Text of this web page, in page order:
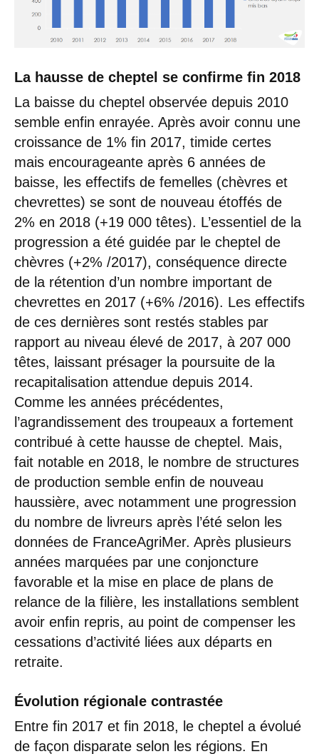
La hausse de cheptel se confirme fin 2018
La baisse du cheptel observée depuis 2010
semble enfin enrayée. Après avoir connu une
croissance de 1% fin 2017, timide certes
mais encourageante après 6 années de
baisse, les effectifs de femelles (chèvres et
chevrettes) se sont de nouveau étoffés de
2% en 2018 (+19 000 têtes). L’essentiel de la
progression a été guidée par le cheptel de
chèvres (+2% /2017), conséquence directe
de la rétention d’un nombre important de
chevrettes en 2017 (+6% /2016). Les effectifs
de ces dernières sont restés stables par
rapport au niveau élevé de 2017, à 207 000
têtes, laissant présager la poursuite de la
recapitalisation attendue depuis 2014.
Comme les années précédentes,
l’agrandissement des troupeaux a fortement
contribué à cette hausse de cheptel. Mais,
fait notable en 2018, le nombre de structures
de production semble enfin de nouveau
haussière, avec notamment une progression
du nombre de livreurs après l’été selon les
données de FranceAgriMer. Après plusieurs
années marquées par une conjoncture
favorable et la mise en place de plans de
relance de la filière, les installations semblent
avoir enfin repris, au point de compenser les
cessations d’activité liées aux départs en
retraite.
Évolution régionale contrastée
Entre fin 2017 et fin 2018, le cheptel a évolué
de façon disparate selon les régions. En